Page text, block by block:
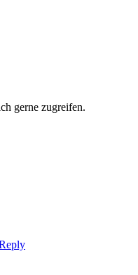
gerne zugreifen.